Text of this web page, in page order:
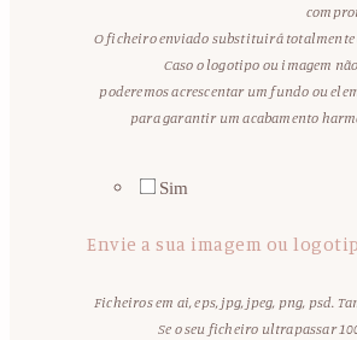
O ficheiro enviado substituirá
Caso o logotipo ou imagem
poderemos acrescentar um fundo ou
para garantir um acabamento
Sim
Envie a sua imagem ou
Ficheiros em ai, eps, jpg, jpeg, png, psd.
Se o seu ficheiro ultrapassar